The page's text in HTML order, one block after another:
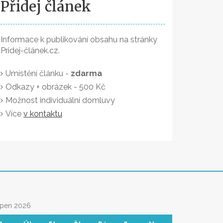
Přidej článek
Informace k publikování obsahu na stránky
Pridej-článek.cz.
Umístění článku - zdarma
Odkazy + obrázek - 500 Kč
Možnost individuální domluvy
Více v kontaktu
2026